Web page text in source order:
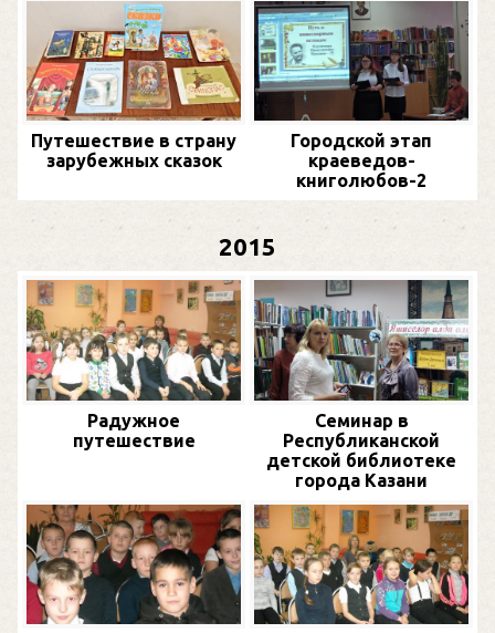
Путешествие в страну
зарубежных сказок
Городской этап
краеведов-
книголюбов-2
2015
Радужное
путешествие
Семинар в
Республиканской
детской библиотеке
города Казани